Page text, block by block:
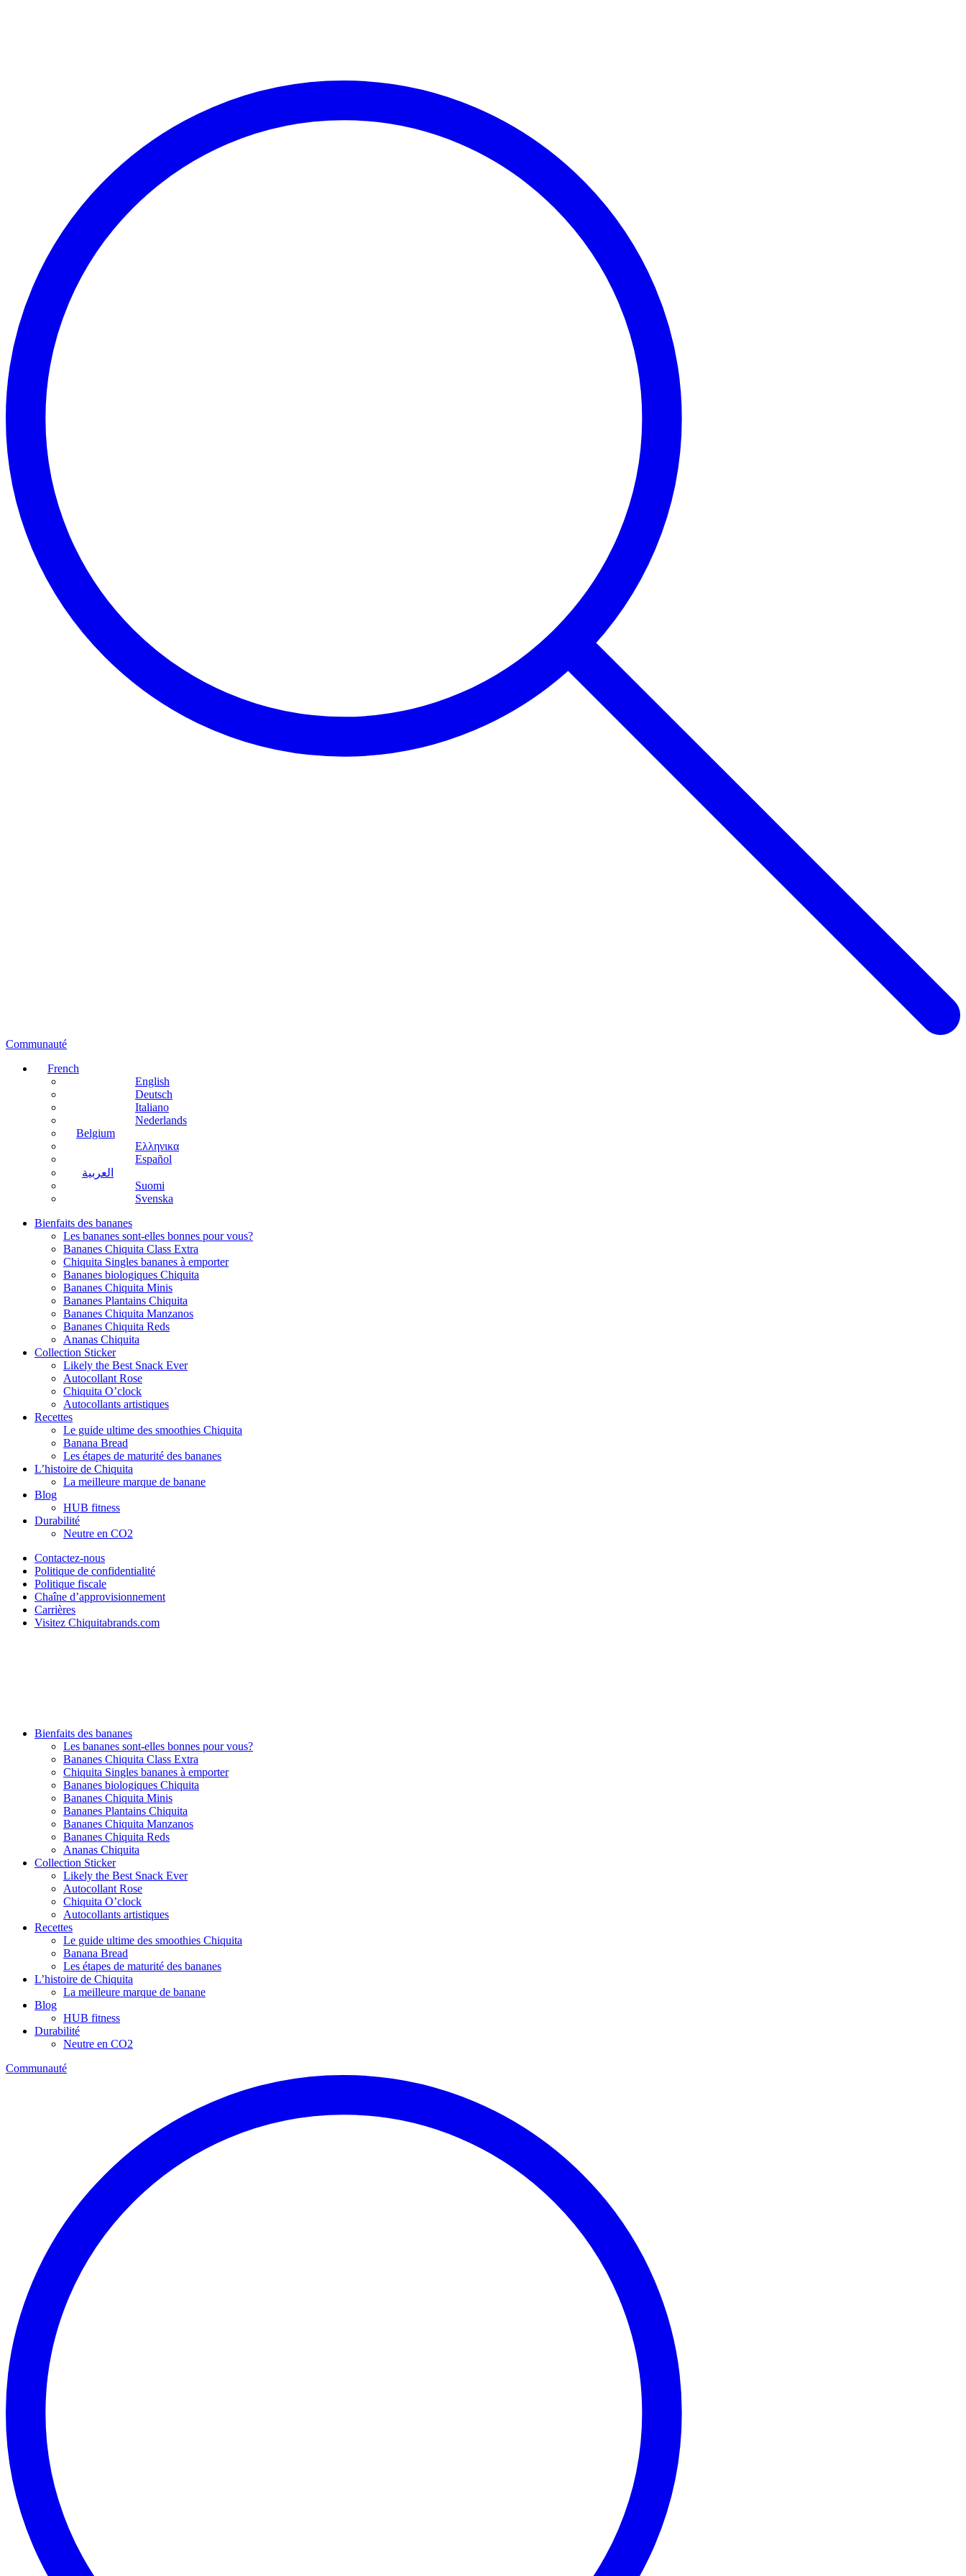
Communauté
French
English
Deutsch
Italiano
Nederlands
Belgium
Ελληνικα
Español
العربية
Suomi
Svenska
Bienfaits des bananes
Les bananes sont-elles bonnes pour vous?
Bananes Chiquita Class Extra
Chiquita Singles bananes à emporter
Bananes biologiques Chiquita
Bananes Chiquita Minis
Bananes Plantains Chiquita
Bananes Chiquita Manzanos
Bananes Chiquita Reds
Ananas Chiquita
Collection Sticker
Likely the Best Snack Ever
Autocollant Rose
Chiquita O’clock
Autocollants artistiques
Recettes
Le guide ultime des smoothies Chiquita
Banana Bread
Les étapes de maturité des bananes
L’histoire de Chiquita
La meilleure marque de banane
Blog
HUB fitness
Durabilité
Neutre en CO2
Contactez-nous
Politique de confidentialité
Politique fiscale
Chaîne d’approvisionnement
Carrières
Visitez Chiquitabrands.com
Bienfaits des bananes
Les bananes sont-elles bonnes pour vous?
Bananes Chiquita Class Extra
Chiquita Singles bananes à emporter
Bananes biologiques Chiquita
Bananes Chiquita Minis
Bananes Plantains Chiquita
Bananes Chiquita Manzanos
Bananes Chiquita Reds
Ananas Chiquita
Collection Sticker
Likely the Best Snack Ever
Autocollant Rose
Chiquita O’clock
Autocollants artistiques
Recettes
Le guide ultime des smoothies Chiquita
Banana Bread
Les étapes de maturité des bananes
L’histoire de Chiquita
La meilleure marque de banane
Blog
HUB fitness
Durabilité
Neutre en CO2
Communauté